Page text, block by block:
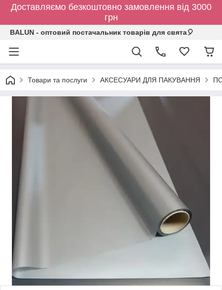
Доставляємо безкоштовно замовлення від 3000
грн
BALUN - оптовий постачальник товарів для свята🎈
Товари та послуги АКСЕСУАРИ ДЛЯ ПАКУВАННЯ